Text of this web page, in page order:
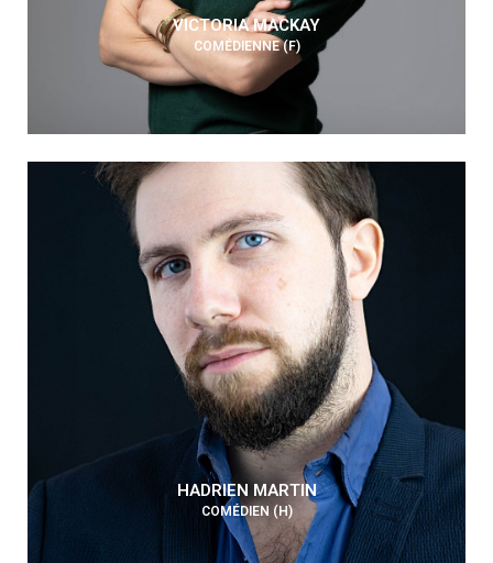
VICTORIA MACKAY
COMÉDIENNE (F)
HADRIEN MARTIN
COMÉDIEN (H)